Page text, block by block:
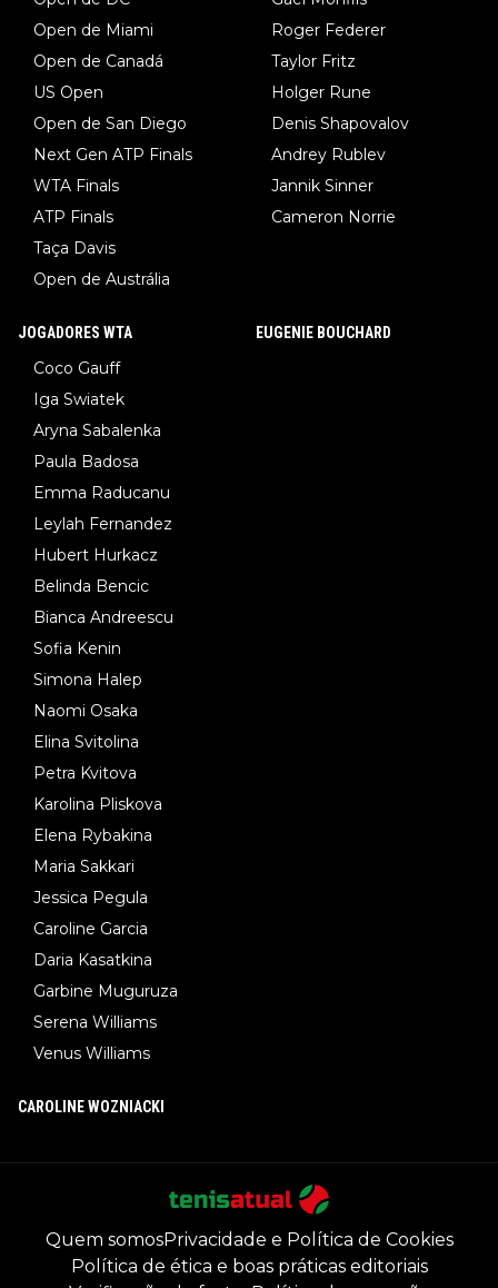
Open de Miami
Open de Canadá
US Open
Open de San Diego
Next Gen ATP Finals
WTA Finals
ATP Finals
Taça Davis
Open de Austrália
Roger Federer
Taylor Fritz
Holger Rune
Denis Shapovalov
Andrey Rublev
Jannik Sinner
Cameron Norrie
JOGADORES WTA
Coco Gauff
Iga Swiatek
Aryna Sabalenka
Paula Badosa
Emma Raducanu
Leylah Fernandez
Hubert Hurkacz
Belinda Bencic
Bianca Andreescu
Sofia Kenin
Simona Halep
Naomi Osaka
Elina Svitolina
Petra Kvitova
Karolina Pliskova
Elena Rybakina
Maria Sakkari
Jessica Pegula
Caroline Garcia
Daria Kasatkina
Garbine Muguruza
Serena Williams
Venus Williams
EUGENIE BOUCHARD
CAROLINE WOZNIACKI
Quem somosPrivacidade e Política de Cookies
Política de ética e boas práticas editoriais